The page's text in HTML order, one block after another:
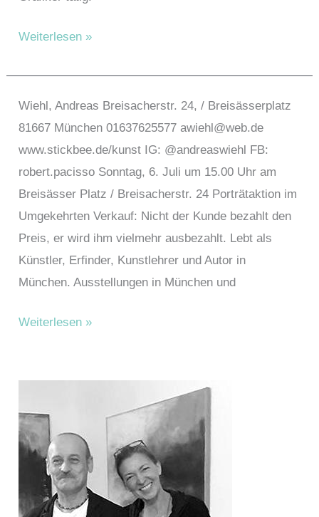
Wilhelm,
Weiterlesen »
Wiehl, Andreas Breisacherstr. 24, / Breisässerplatz
81667 München 01637625577 awiehl@web.de
www.stickbee.de/kunst IG: @andreaswiehl FB:
robert.pacisso Sonntag, 6. Juli um 15.00 Uhr am
Breisässer Platz / Breisacherstr. 24 Porträtaktion im
Umgekehrten Verkauf: Nicht der Kunde bezahlt den
Preis, er wird ihm vielmehr ausbezahlt. Lebt als
Künstler, Erfinder, Kunstlehrer und Autor in
München. Ausstellungen in München und
Wiehl,
Weiterlesen »